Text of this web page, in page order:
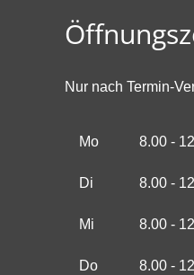
Nur nach Termin-
Mo 8.00 -
Di 8.00 -
Mi 8.00 -
Do 8.00 -